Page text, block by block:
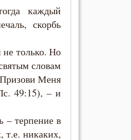
каждый
скорбь
только. Но
словам
Меня
49:15), – и
– терпение в
т.е. никаких,